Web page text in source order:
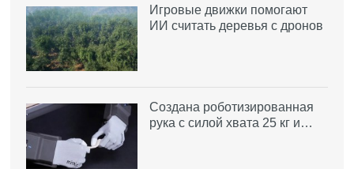
Игровые движки помогают
ИИ считать деревья с дронов
Создана роботизированная
рука с силой хвата 25 кг и…